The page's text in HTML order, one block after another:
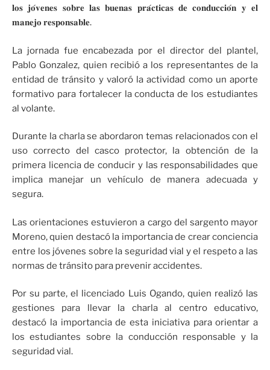
𝐥𝐨𝐬 𝐣𝐨́𝐯𝐞𝐧𝐞𝐬 𝐬𝐨𝐛𝐫𝐞 𝐥𝐚𝐬 𝐛𝐮𝐞𝐧𝐚𝐬 𝐩𝐫𝐚́𝐜𝐭𝐢𝐜𝐚𝐬 𝐝𝐞 𝐜𝐨𝐧𝐝𝐮𝐜𝐜𝐢𝐨́𝐧 𝐲 𝐞𝐥
𝐦𝐚𝐧𝐞𝐣𝐨 𝐫𝐞𝐬𝐩𝐨𝐧𝐬𝐚𝐛𝐥𝐞.
La jornada fue encabezada por el director del plantel,
Pablo Gonzalez, quien recibió a los representantes de la
entidad de tránsito y valoró la actividad como un aporte
formativo para fortalecer la conducta de los estudiantes
al volante.
Durante la charla se abordaron temas relacionados con el
uso correcto del casco protector, la obtención de la
primera licencia de conducir y las responsabilidades que
implica manejar un vehículo de manera adecuada y
segura.
Las orientaciones estuvieron a cargo del sargento mayor
Moreno, quien destacó la importancia de crear conciencia
entre los jóvenes sobre la seguridad vial y el respeto a las
normas de tránsito para prevenir accidentes.
Por su parte, el licenciado Luis Ogando, quien realizó las
gestiones para llevar la charla al centro educativo,
destacó la importancia de esta iniciativa para orientar a
los estudiantes sobre la conducción responsable y la
seguridad vial.